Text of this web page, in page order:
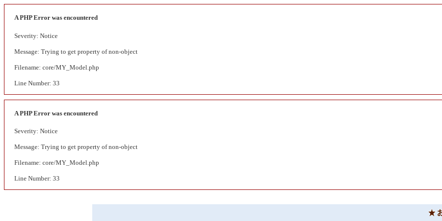
A PHP Error was encountered
Severity: Notice
Message: Trying to get property of non-object
Filename: core/MY_Model.php
Line Number: 33
A PHP Error was encountered
Severity: Notice
Message: Trying to get property of non-object
Filename: core/MY_Model.php
Line Number: 33